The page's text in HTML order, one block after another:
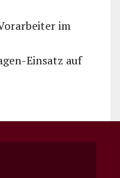
im
Einsatz auf